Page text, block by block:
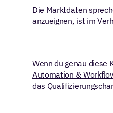
Die Marktdaten
anzueignen, ist im
Automation &
das